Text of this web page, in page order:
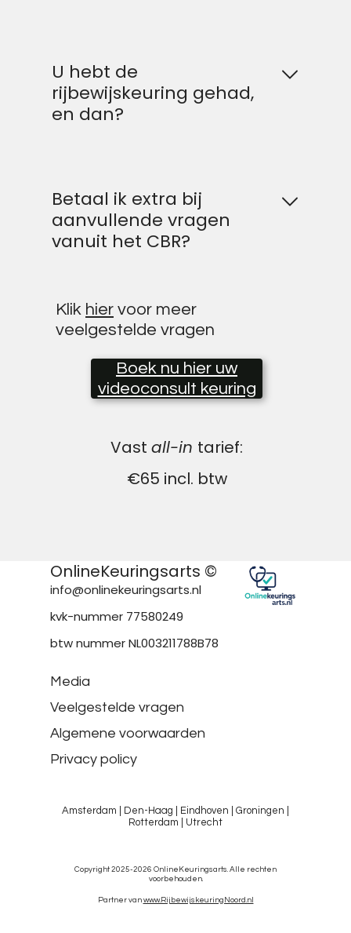
Vast all-in tarief:
€65 incl. btw
Boek nu hier uw
videoconsult keuring
Klik hier voor meer
veelgestelde vragen
Betaal ik extra bij
aanvullende vragen
vanuit het CBR?
U hebt de
rijbewijskeuring gehad,
en dan?
Amsterdam Den-Haag Eindhoven Groningen
Rotterdam
Utrecht
Copyright 2025-2026 OnlineKeuringsarts. Alle rechten
voorbehouden.
Partner van www.RijbewijskeuringNoord.nl
OnlineKeuringsarts ©
info@onlinekeuringsarts.nl
kvk-nummer 77580249
btw nummer NL003211788B78
Media
Veelgestelde vragen
Algemene voorwaarden
Privacy policy